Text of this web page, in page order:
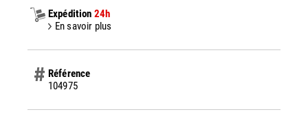
Expédition 24h
En savoir plus
Référence
104975